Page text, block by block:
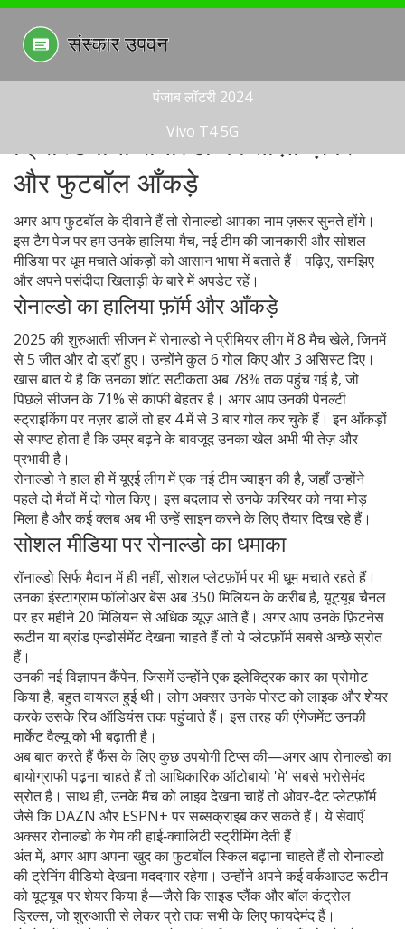
पंजाब लॉटरी 2024
Vivo T4 5G
क्रिस्टियानो रोनाल्डो की ताज़ा ख़बरें
और फुटबॉल आँकड़े
अगर आप फुटबॉल के दीवाने हैं तो रोनाल्डो आपका नाम ज़रूर सुनते होंगे।
इस टैग पेज पर हम उनके हालिया मैच, नई टीम की जानकारी और सोशल
मीडिया पर धूम मचाते आंकड़ों को आसान भाषा में बताते हैं। पढ़िए, समझिए
और अपने पसंदीदा खिलाड़ी के बारे में अपडेट रहें।
रोनाल्डो का हालिया फ़ॉर्म और आँकड़े
2025 की शुरुआती सीजन में रोनाल्डो ने प्रीमियर लीग में 8 मैच खेले, जिनमें
से 5 जीत और दो ड्रॉ हुए। उन्होंने कुल 6 गोल किए और 3 असिस्ट दिए।
खास बात ये है कि उनका शॉट सटीकता अब 78% तक पहुंच गई है, जो
पिछले सीजन के 71% से काफी बेहतर है। अगर आप उनकी पेनल्टी
स्ट्राइकिंग पर नज़र डालें तो हर 4 में से 3 बार गोल कर चुके हैं। इन आँकड़ों
से स्पष्ट होता है कि उम्र बढ़ने के बावजूद उनका खेल अभी भी तेज़ और
प्रभावी है।
रोनाल्डो ने हाल ही में यूएई लीग में एक नई टीम ज्वाइन की है, जहाँ उन्होंने
पहले दो मैचों में दो गोल किए। इस बदलाव से उनके करियर को नया मोड़
मिला है और कई क्लब अब भी उन्हें साइन करने के लिए तैयार दिख रहे हैं।
सोशल मीडिया पर रोनाल्डो का धमाका
रॉनाल्डो सिर्फ मैदान में ही नहीं, सोशल प्लेटफ़ॉर्म पर भी धूम मचाते रहते हैं।
उनका इंस्टाग्राम फॉलोअर बेस अब 350 मिलियन के करीब है, यूट्यूब चैनल
पर हर महीने 20 मिलियन से अधिक व्यूज़ आते हैं। अगर आप उनके फ़िटनेस
रूटीन या ब्रांड एन्डोर्समेंट देखना चाहते हैं तो ये प्लेटफ़ॉर्म सबसे अच्छे स्रोत
हैं।
उनकी नई विज्ञापन कैंपेन, जिसमें उन्होंने एक इलेक्ट्रिक कार का प्रोमोट
किया है, बहुत वायरल हुई थी। लोग अक्सर उनके पोस्ट को लाइक और शेयर
करके उसके रिच ऑडियंस तक पहुंचाते हैं। इस तरह की एंगेजमेंट उनकी
मार्केट वैल्यू को भी बढ़ाती है।
अब बात करते हैं फैंस के लिए कुछ उपयोगी टिप्स की—अगर आप रोनाल्डो का
बायोग्राफी पढ़ना चाहते हैं तो आधिकारिक ऑटोबायो 'मे' सबसे भरोसेमंद
स्रोत है। साथ ही, उनके मैच को लाइव देखना चाहें तो ओवर‑दैट प्लेटफ़ॉर्म
जैसे कि DAZN और ESPN+ पर सब्सक्राइब कर सकते हैं। ये सेवाएँ
अक्सर रोनाल्डो के गेम की हाई‑क्वालिटी स्ट्रीमिंग देती हैं।
अंत में, अगर आप अपना खुद का फुटबॉल स्किल बढ़ाना चाहते हैं तो रोनाल्डो
की ट्रेनिंग वीडियो देखना मददगार रहेगा। उन्होंने अपने कई वर्कआउट रूटीन
को यूट्यूब पर शेयर किया है—जैसे कि साइड प्लैंक और बॉल कंट्रोल
ड्रिल्स, जो शुरुआती से लेकर प्रो तक सभी के लिए फायदेमंद हैं।